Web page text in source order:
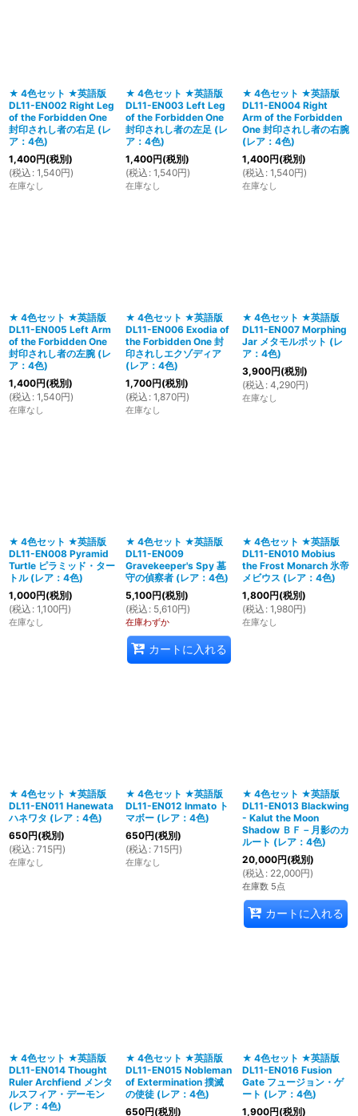
★ 4色セット ★英語版
DL11-EN002 Right Leg
of the Forbidden One
封印されし者の右足 (レ
ア：4色)
1,400円(税別)
(税込 : 1,540円)
在庫なし
★ 4色セット ★英語版
DL11-EN003 Left Leg
of the Forbidden One
封印されし者の左足 (レ
ア：4色)
1,400円(税別)
(税込 : 1,540円)
在庫なし
★ 4色セット ★英語版
DL11-EN004 Right
Arm of the Forbidden
One 封印されし者の右腕
(レア：4色)
1,400円(税別)
(税込 : 1,540円)
在庫なし
★ 4色セット ★英語版
DL11-EN005 Left Arm
of the Forbidden One
封印されし者の左腕 (レ
ア：4色)
1,400円(税別)
(税込 : 1,540円)
在庫なし
★ 4色セット ★英語版
DL11-EN006 Exodia of
the Forbidden One 封
印されしエクゾディア
(レア：4色)
1,700円(税別)
(税込 : 1,870円)
在庫なし
★ 4色セット ★英語版
DL11-EN007 Morphing
Jar メタモルポット (レ
ア：4色)
3,900円(税別)
(税込 : 4,290円)
在庫なし
★ 4色セット ★英語版
DL11-EN008 Pyramid
Turtle ピラミッド・ター
トル (レア：4色)
1,000円(税別)
(税込 : 1,100円)
在庫なし
★ 4色セット ★英語版
DL11-EN009
Gravekeeper's Spy 墓
守の偵察者 (レア：4色)
5,100円(税別)
(税込 : 5,610円)
在庫わずか
カートに入れる
★ 4色セット ★英語版
DL11-EN010 Mobius
the Frost Monarch 氷帝
メビウス (レア：4色)
1,800円(税別)
(税込 : 1,980円)
在庫なし
★ 4色セット ★英語版
DL11-EN011 Hanewata
ハネワタ (レア：4色)
650円(税別)
(税込 : 715円)
在庫なし
★ 4色セット ★英語版
DL11-EN012 Inmato ト
マボー (レア：4色)
650円(税別)
(税込 : 715円)
在庫なし
★ 4色セット ★英語版
DL11-EN013 Blackwing
- Kalut the Moon
Shadow ＢＦ－月影のカ
ルート (レア：4色)
20,000円(税別)
(税込 : 22,000円)
在庫数 5点
カートに入れる
★ 4色セット ★英語版
DL11-EN014 Thought
Ruler Archfiend メンタ
ルスフィア・デーモン
(レア：4色)
★ 4色セット ★英語版
DL11-EN015 Nobleman
of Extermination 撲滅
の使徒 (レア：4色)
650円(税別)
★ 4色セット ★英語版
DL11-EN016 Fusion
Gate フュージョン・ゲ
ート (レア：4色)
1,900円(税別)